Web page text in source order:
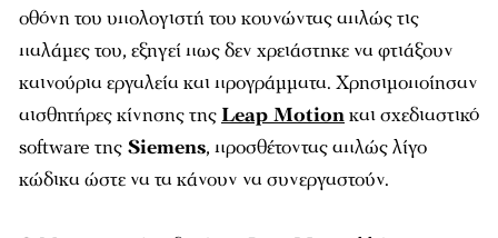
οθόνη του υπολογιστή του κουνώντας απλώς τις
παλάμες του, εξηγεί πως δεν χρειάστηκε να φτιάξουν
καινούρια εργαλεία και προγράμματα. Χρησιμοποίησαν
αισθητήρες κίνησης της Leap Motionκαι σχεδιαστικό
software της Siemens, προσθέτοντας απλώς λίγο
κώδικα ώστε να τα κάνουν να συνεργαστούν.